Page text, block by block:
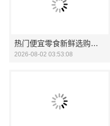
热门便宜零食新鲜选购，零食大明星不容错过
2026-08-02 03:53:08